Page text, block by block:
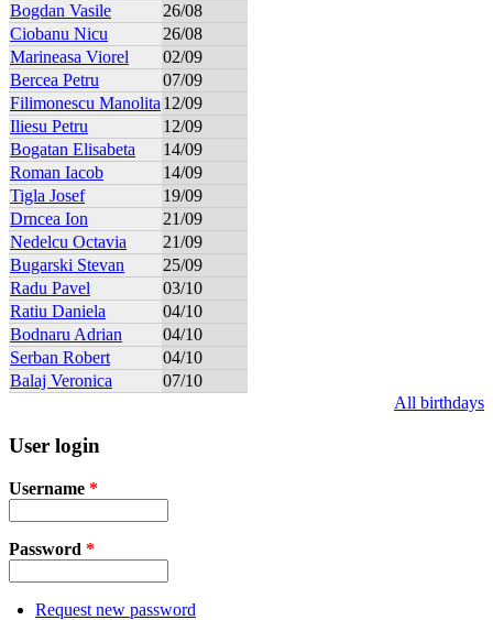
Bogdan Vasile
26/08
Ciobanu Nicu
26/08
Marineasa Viorel
02/09
Bercea Petru
07/09
Filimonescu Manolita 12/09
Iliesu Petru
12/09
Bogatan Elisabeta
14/09
Roman Iacob
14/09
Tigla Josef
19/09
Drncea Ion
21/09
Nedelcu Octavia
21/09
Bugarski Stevan
25/09
Radu Pavel
03/10
Ratiu Daniela
04/10
Bodnaru Adrian
04/10
Serban Robert
04/10
Balaj Veronica
07/10
All birthdays
User login
Username *
Password *
Request new password